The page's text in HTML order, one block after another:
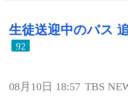
生徒送迎中のバス
92
08月10日 18:57 TBS